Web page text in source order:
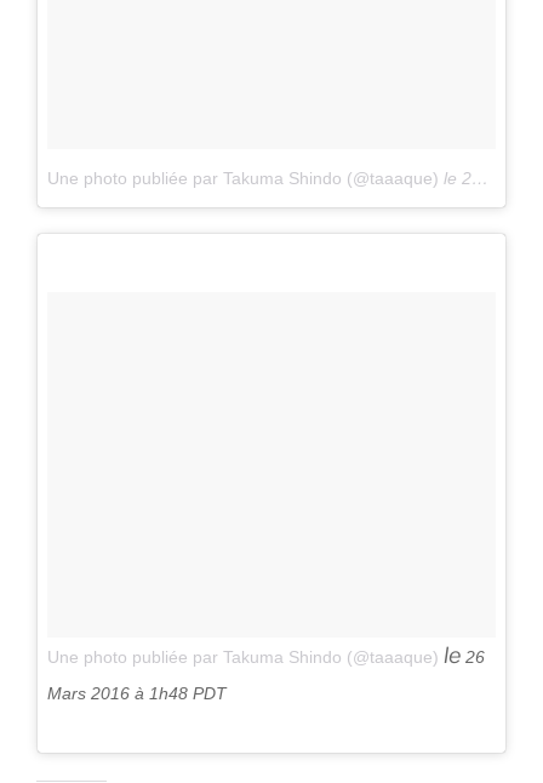
Une photo publiée par Takuma Shindo (@taaaque) le 26 Mars 2016 à 1h50 PDT
Une photo publiée par Takuma Shindo (@taaaque) le 26
Mars 2016 à 1h48 PDT